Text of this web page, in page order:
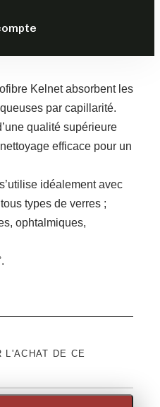
6,00
Kelnet absorbent les
par capillarité.
qualité supérieure
efficace pour un
idéalement avec
types de verres ;
ophtalmiques,
L'ACHAT DE CE